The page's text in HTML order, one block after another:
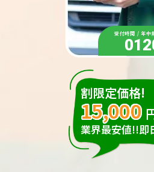
受付時間 / 年
割限定価格!
15,000
業界最安値!!即